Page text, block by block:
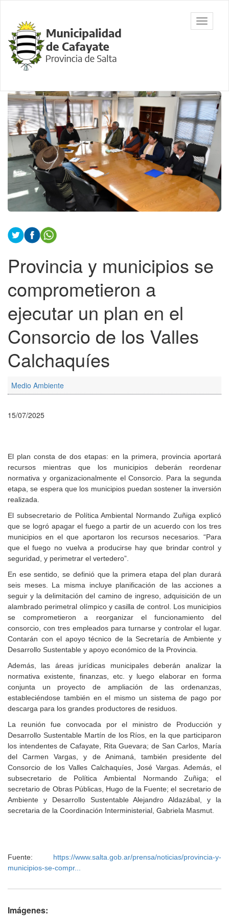
contenido
principal
Municipalidad
de Cafayate,
Salta
barra
Contenido
principal
Provincia y municipios se
comprometieron a
ejecutar un plan en el
Consorcio de los Valles
Calchaquíes
Medio Ambiente
15/07/2025
El plan consta de dos etapas: en la primera, provincia aportará
recursos mientras que los municipios deberán reordenar
normativa y organizacionalmente el Consorcio. Para la segunda
etapa, se espera que los municipios puedan sostener la inversión
realizada.
El subsecretario de Política Ambiental Normando Zuñiga explicó
que se logró apagar el fuego a partir de un acuerdo con los tres
municipios en el que aportaron los recursos necesarios. “Para
que el fuego no vuelva a producirse hay que brindar control y
seguridad, y perimetrar el vertedero”.
En ese sentido, se definió que la primera etapa del plan durará
seis meses. La misma incluye planificación de las acciones a
seguir y la delimitación del camino de ingreso, adquisición de un
alambrado perimetral olímpico y casilla de control. Los municipios
se comprometieron a reorganizar el funcionamiento del
consorcio, con tres empleados para turnarse y controlar el lugar.
Contarán con el apoyo técnico de la Secretaría de Ambiente y
Desarrollo Sustentable y apoyo económico de la Provincia.
Además, las áreas jurídicas municipales deberán analizar la
normativa existente, finanzas, etc. y luego elaborar en forma
conjunta un proyecto de ampliación de las ordenanzas,
estableciéndose también en el mismo un sistema de pago por
descarga para los grandes productores de residuos.
La reunión fue convocada por el ministro de Producción y
Desarrollo Sustentable Martín de los Ríos, en la que participaron
los intendentes de Cafayate, Rita Guevara; de San Carlos, María
del Carmen Vargas, y de Animaná, también presidente del
Consorcio de los Valles Calchaquíes, José Vargas. Además, el
subsecretario de Política Ambiental Normando Zuñiga; el
secretario de Obras Públicas, Hugo de la Fuente; el secretario de
Ambiente y Desarrollo Sustentable Alejandro Aldazábal, y la
secretaria de la Coordinación Interministerial, Gabriela Masmut.
Fuente: https://www.salta.gob.ar/prensa/noticias/provincia-y-
municipios-se-compr...
Imágenes: